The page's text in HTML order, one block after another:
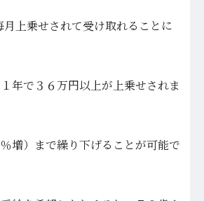
月上乗せされて受け取れることに
年で３６万円以上が上乗せされま
増）まで繰り下げることが可能で